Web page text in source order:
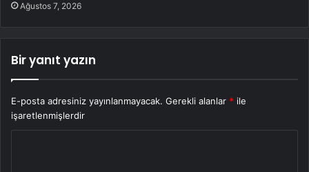
Ağustos 7, 2026
Bir yanıt yazın
E-posta adresiniz yayınlanmayacak. Gerekli alanlar * ile
işaretlenmişlerdir